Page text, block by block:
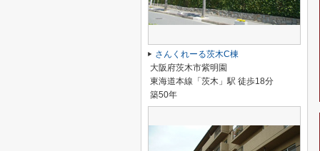
さんくれーる茨木C棟
大阪府茨木市紫明園
東海道本線「茨木」駅 徒歩18分
築50年